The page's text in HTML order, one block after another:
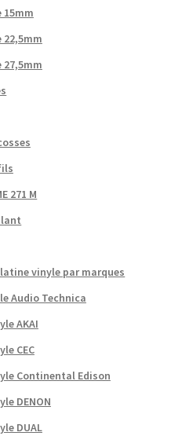
15mm
271 M
vinyle par marques
Audio Technica
AKAI
CEC
Continental Edison
DENON
DUAL